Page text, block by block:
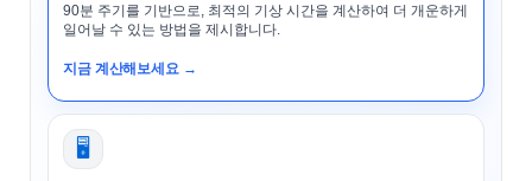
90분 주기를 기반으로, 최적의 기상 시간을 계산하여 더 개운하게
일어날 수 있는 방법을 제시합니다.
지금 계산해보세요 →
🖥️